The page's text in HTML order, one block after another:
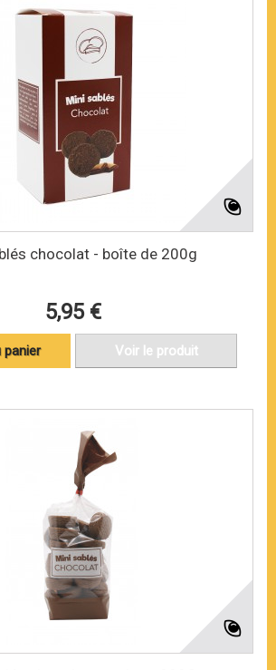
chocolat - boîte de 200g
5,95 €
panier Voir le produit